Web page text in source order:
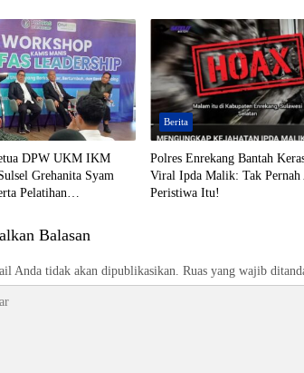
DPW UKM IKM
Grehanita Syam
Pelatihan
Berita
Polres Enrekang Bantah
Viral Ipda Malik: Tak Pernah
Peristiwa Itu!
Balasan
Anda tidak akan dipublikasikan. Ruas yang wajib